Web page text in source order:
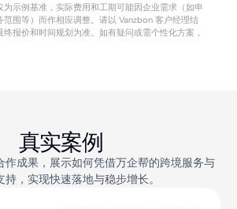
示例基准，实际费用和工期可能因企业需求（如申
围等）而作相应调整。请以 Vanzbon 客户经理结
报价和时间规划为准。如有疑问或需个性化方案，
真实案例
作成果，展示如何凭借万企帮的跨境服务与
持，实现快速落地与稳步增长。